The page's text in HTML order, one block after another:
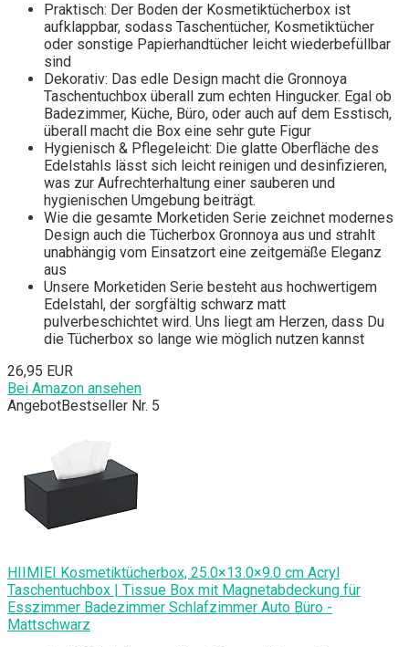
Praktisch: Der Boden der Kosmetiktücherbox ist
aufklappbar, sodass Taschentücher, Kosmetiktücher
oder sonstige Papierhandtücher leicht wiederbefüllbar
sind
Dekorativ: Das edle Design macht die Gronnoya
Taschentuchbox überall zum echten Hingucker. Egal ob
Badezimmer, Küche, Büro, oder auch auf dem Esstisch,
überall macht die Box eine sehr gute Figur
Hygienisch & Pflegeleicht: Die glatte Oberfläche des
Edelstahls lässt sich leicht reinigen und desinfizieren,
was zur Aufrechterhaltung einer sauberen und
hygienischen Umgebung beiträgt.
Wie die gesamte Morketiden Serie zeichnet modernes
Design auch die Tücherbox Gronnoya aus und strahlt
unabhängig vom Einsatzort eine zeitgemäße Eleganz
aus
Unsere Morketiden Serie besteht aus hochwertigem
Edelstahl, der sorgfältig schwarz matt
pulverbeschichtet wird. Uns liegt am Herzen, dass Du
die Tücherbox so lange wie möglich nutzen kannst
26,95 EUR
Bei Amazon ansehen
AngebotBestseller Nr. 5
HIIMIEI Kosmetiktücherbox, 25.0×13.0×9.0 cm Acryl
Taschentuchbox | Tissue Box mit Magnetabdeckung für
Esszimmer Badezimmer Schlafzimmer Auto Büro -
Mattschwarz